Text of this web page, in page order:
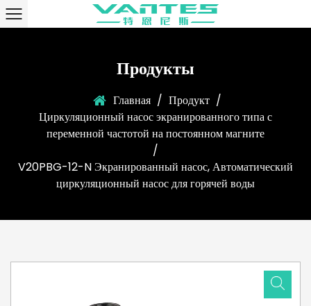
Продукты
Главная / Продукт /
Циркуляционный насос экранированного типа с
переменной частотой на постоянном магните
/
V20PBG-12-N Экранированный насос, Автоматический
циркуляционный насос для горячей воды